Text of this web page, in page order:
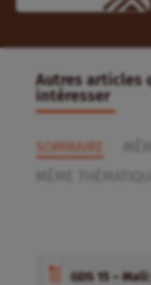
Autres articles
intéresser
SOMMAIRE
GDS 15 –